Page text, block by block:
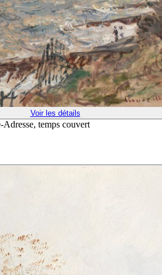
Voir les détails
Adresse, temps couvert